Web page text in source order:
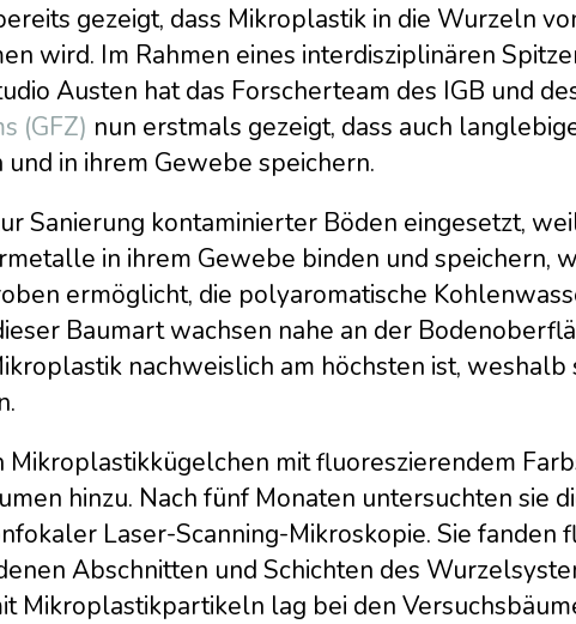
gezeigt, dass Mikroplastik in die Wurzeln
wird. Im Rahmen eines interdisziplinären
Austen hat das Forscherteam des IGB und
(GFZ) nun erstmals gezeigt, dass auch
in ihrem Gewebe speichern.
Sanierung kontaminierter Böden eingesetzt,
in ihrem Gewebe binden und speichern,
ermöglicht, die polyaromatische
Baumart wachsen nahe an der
nachweislich am höchsten ist, weshalb
Mikroplastikkügelchen mit fluoreszierendem
hinzu. Nach fünf Monaten untersuchten sie
Laser-Scanning-Mikroskopie. Sie fanden
Abschnitten und Schichten des
Mikroplastikpartikeln lag bei den